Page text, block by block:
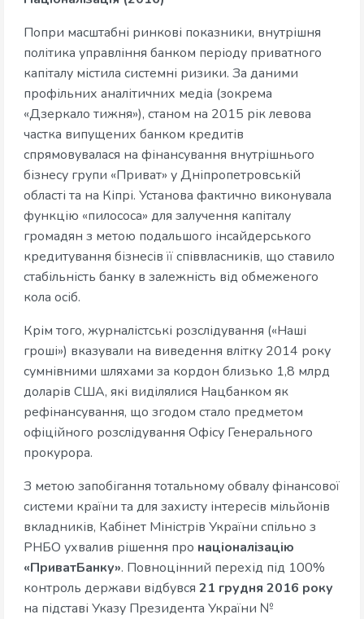
Попри масштабні ринкові показники, внутрішня
політика управління банком періоду приватного
капіталу містила системні ризики. За даними
профільних аналітичних медіа (зокрема
«Дзеркало тижня»), станом на 2015 рік левова
частка випущених банком кредитів
спрямовувалася на фінансування внутрішнього
бізнесу групи «Приват» у Дніпропетровській
області та на Кіпрі. Установа фактично виконувала
функцію «пилососа» для залучення капіталу
громадян з метою подальшого інсайдерського
кредитування бізнесів її співвласників, що ставило
стабільність банку в залежність від обмеженого
кола осіб.
Крім того, журналістські розслідування («Наші
гроші») вказували на виведення влітку 2014 року
сумнівними шляхами за кордон близько 1,8 млрд
доларів США, які виділялися Нацбанком як
рефінансування, що згодом стало предметом
офіційного розслідування Офісу Генерального
прокурора.
З метою запобігання тотальному обвалу фінансової
системи країни та для захисту інтересів мільйонів
вкладників, Кабінет Міністрів України спільно з
РНБО ухвалив рішення про націоналізацію
«ПриватБанку». Повноцінний перехід під 100%
контроль держави відбувся 21 грудня 2016 року
на підставі Указу Президента України №